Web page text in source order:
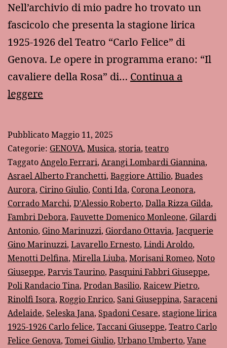
Nell’archivio di mio padre ho trovato un
fascicolo che presenta la stagione lirica
1925-1926 del Teatro “Carlo Felice” di
Genova. Le opere in programma erano: “Il
cavaliere della Rosa” di… Continua a
leggere
fa:
la
stagione
lirica
1925-
1926
del
Teatro
“Carlo
Felice”
di
Genova
PubblicatoMaggio 11, 2025
Categorie: GENOVA, Musica, storia, teatro
TaggatoAngelo Ferrari, Arangi Lombardi Giannina,
Asrael Alberto Franchetti, Baggiore Attilio, Buades
Aurora, Cirino Giulio, Conti Ida, Corona Leonora,
Corrado Marchi, D'Alessio Roberto, Dalla Rizza Gilda,
Fambri Debora, Fauvette Domenico Monleone, Gilardi
Antonio, Gino Marinuzzi, Giordano Ottavia, Jacquerie
Gino Marinuzzi, Lavarello Ernesto, Lindi Aroldo,
Menotti Delfina, Mirella Liuba, Morisani Romeo, Noto
Giuseppe, Parvis Taurino, Pasquini Fabbri Giuseppe,
Poli Randacio Tina, Prodan Basilio, Raicew Pietro,
Rinolfi Isora, Roggio Enrico, Sani Giuseppina, Saraceni
Adelaide, Seleska Jana, Spadoni Cesare, stagione lirica
1925-1926 Carlo felice, Taccani Giuseppe, Teatro Carlo
Felice Genova, Tomei Giulio, Urbano Umberto, Vane